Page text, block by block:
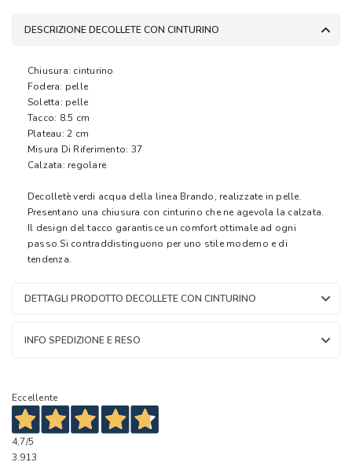
DESCRIZIONE DECOLLETE CON CINTURINO
Chiusura: cinturino
Fodera: pelle
Soletta: pelle
Tacco: 8.5 cm
Plateau: 2 cm
Misura Di Riferimento: 37
Calzata: regolare
Decolletè verdi acqua della linea Brando, realizzate in pelle.
Presentano una chiusura con cinturino che ne agevola la calzata.
Il design del tacco garantisce un comfort ottimale ad ogni
passo.Si contraddistinguono per uno stile moderno e di
tendenza.
DETTAGLI PRODOTTO DECOLLETE CON CINTURINO
INFO SPEDIZIONE E RESO
Eccellente
4,7/5
3.913